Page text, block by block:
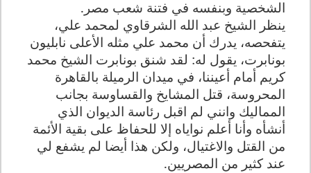
الشخصية وبنفسه في فتنة شعب مصر.
ينظر الشيخ عبد الله الشرقاوي لمحمد علي،
يتفحصه، يدرك أن محمد علي مثله الأعلى نابليون
بونابرت، يقول له: لقد شنق بونابرت الشيخ محمد
كريم أمام أعيننا، في ميدان الرميلة بالقاهرة
المحروسة، قتل المشايخ والقساوسة بجانب
المماليك وانني لم اقبل رئاسة الديوان الذي
أنشأه وأنا أعلم نواياه إلا للحفاظ على بقية الأئمة
من القتل والاغتيال، ولكن هذا أيضا لم يشفع لي
عند كثير من المصريين.